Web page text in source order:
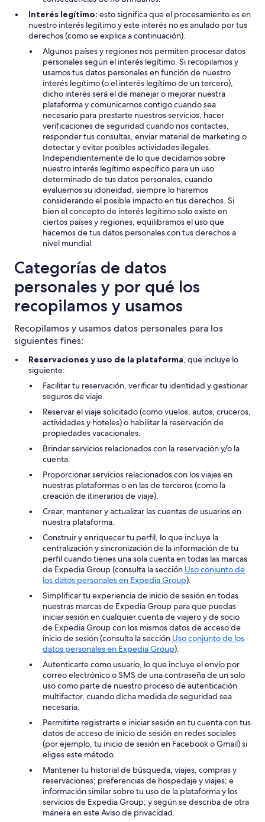
Interés legítimo: esto significa que el procesamiento es en
nuestro interés legítimo y este interés no es anulado por tus
derechos (como se explica a continuación).
Algunos países y regiones nos permiten procesar datos
personales según el interés legítimo. Si recopilamos y
usamos tus datos personales en función de nuestro
interés legítimo (o el interés legítimo de un tercero),
dicho interés será el de manejar o mejorar nuestra
plataforma y comunicarnos contigo cuando sea
necesario para prestarte nuestros servicios, hacer
verificaciones de seguridad cuando nos contactes,
responder tus consultas, enviar material de marketing o
detectar y evitar posibles actividades ilegales.
Independientemente de lo que decidamos sobre
nuestro interés legítimo específico para un uso
determinado de tus datos personales, cuando
evaluemos su idoneidad, siempre lo haremos
considerando el posible impacto en tus derechos. Si
bien el concepto de interés legítimo solo existe en
ciertos países y regiones, equilibramos el uso que
hacemos de tus datos personales con tus derechos a
nivel mundial.
Categorías de datos
personales y por qué los
recopilamos y usamos
Recopilamos y usamos datos personales para los
siguientes fines:
Reservaciones y uso de la plataforma, que incluye lo
siguiente:
Facilitar tu reservación, verificar tu identidad y gestionar
seguros de viaje.
Reservar el viaje solicitado (como vuelos, autos, cruceros,
actividades y hoteles) o habilitar la reservación de
propiedades vacacionales.
Brindar servicios relacionados con la reservación y/o la
cuenta.
Proporcionar servicios relacionados con los viajes en
nuestras plataformas o en las de terceros (como la
creación de itinerarios de viaje).
Crear, mantener y actualizar las cuentas de usuarios en
nuestra plataforma.
Construir y enriquecer tu perfil, lo que incluye la
centralización y sincronización de la información de tu
perfil cuando tienes una sola cuenta en todas las marcas
de Expedia Group (consulta la sección Uso conjunto de
los datos personales en Expedia Group).
Simplificar tu experiencia de inicio de sesión en todas
nuestras marcas de Expedia Group para que puedas
iniciar sesión en cualquier cuenta de viajero y de socio
de Expedia Group con los mismos datos de acceso de
inicio de sesión (consulta la sección Uso conjunto de los
datos personales en Expedia Group).
Autenticarte como usuario, lo que incluye el envío por
correo electrónico o SMS de una contraseña de un solo
uso como parte de nuestro proceso de autenticación
multifactor, cuando dicha medida de seguridad sea
necesaria.
Permitirte registrarte e iniciar sesión en tu cuenta con tus
datos de acceso de inicio de sesión en redes sociales
(por ejemplo, tu inicio de sesión en Facebook o Gmail) si
eliges este método.
Mantener tu historial de búsqueda, viajes, compras y
reservaciones; preferencias de hospedaje y viajes; e
información similar sobre tu uso de la plataforma y los
servicios de Expedia Group; y según se describa de otra
manera en este Aviso de privacidad.